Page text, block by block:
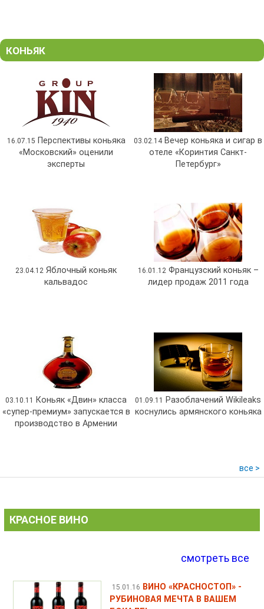
КОНЬЯК
16.07.15 Перспективы коньяка
«Московский» оценили
эксперты
03.02.14Вечер коньяка и сигар в
отеле «Коринтия Санкт-
Петербург»
23.04.12 Яблочный коньяк
кальвадос
16.01.12Французский коньяк –
лидер продаж 2011 года
03.10.11
Коньяк «Двин» класса
«супер-премиум» запускается в
производство в Армении
01.09.11
Разоблачений Wikileaks
коснулись армянского коньяка
все >
КРАСНОЕ ВИНО
смотреть все
15.01.16 ВИНО «КРАСНОСТОП» -
РУБИНОВАЯ МЕЧТА В ВАШЕМ